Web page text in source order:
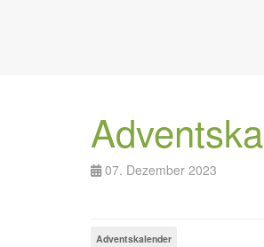
07. Dezember 2023
Adventskalender